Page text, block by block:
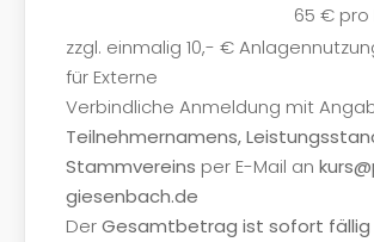
65 € pro
zzgl. einmalig 10,- €
für Externe
Verbindliche Anmeldung mit
Teilnehmernamens,
Stammvereins per E-Mail an
giesenbach.de
DerGesamtbetrag ist sofort fällig